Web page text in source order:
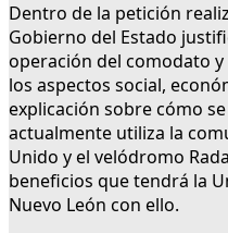
Dentro de la petición
Gobierno del Estado
operación del comodato
los aspectos social,
explicación sobre cómo
actualmente utiliza la
Unido y el velódromo
beneficios que tendrá la
Nuevo León con ello.